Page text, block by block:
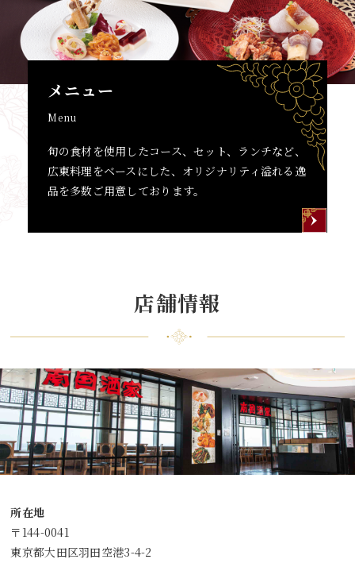
メニュー
Menu
旬の食材を使用したコース、セット、ランチなど、
広東料理をベースにした、オリジナリティ溢れる逸
品を多数ご用意しております。
店舗情報
所在地
〒144-0041
東京都大田区羽田空港3-4-2